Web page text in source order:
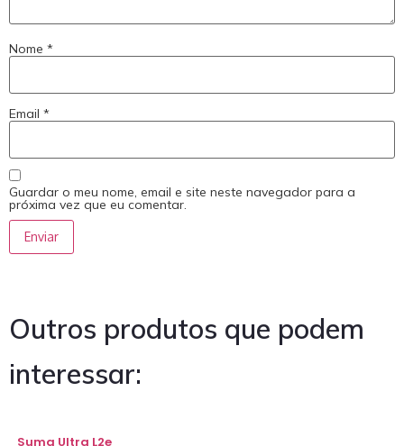
Nome *
Email *
Guardar o meu nome, email e site neste navegador para a
próxima vez que eu comentar.
Outros produtos que podem
interessar:
Suma Ultra L2e